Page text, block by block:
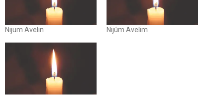
Nijum Avelin Nijúm Avelim